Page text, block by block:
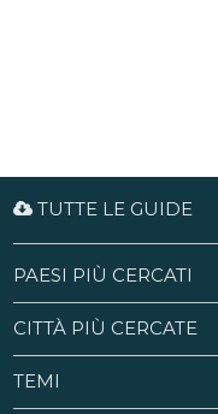
TUTTE LE GUIDE
PAESI PIÙ CERCATI
CITTÀ PIÙ CERCATE
TEMI